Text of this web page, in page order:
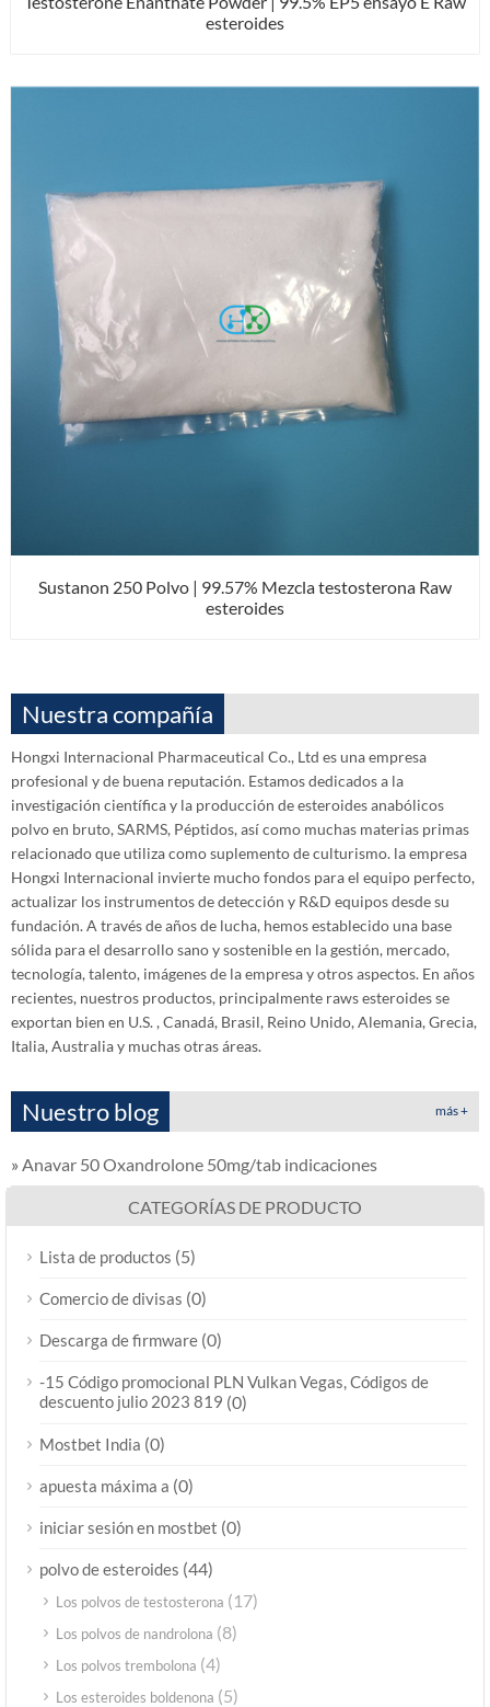
esteroides
Sustanon 250 Polvo | 99.57% Mezcla testosterona Raw
esteroides
Nuestra compañía
Hongxi Internacional Pharmaceutical Co., Ltd es una empresa
profesional y de buena reputación. Estamos dedicados a la
investigación científica y la producción de esteroides anabólicos
polvo en bruto, SARMS, Péptidos, así como muchas materias primas
relacionado que utiliza como suplemento de culturismo. la empresa
Hongxi Internacional invierte mucho fondos para el equipo perfecto,
actualizar los instrumentos de detección y R&D equipos desde su
fundación. A través de años de lucha, hemos establecido una base
sólida para el desarrollo sano y sostenible en la gestión, mercado,
tecnología, talento, imágenes de la empresa y otros aspectos. En años
recientes, nuestros productos, principalmente raws esteroides se
exportan bien en U.S. , Canadá, Brasil, Reino Unido, Alemania, Grecia,
Italia, Australia y muchas otras áreas.
Nuestro blog más +
» Anavar 50 Oxandrolone 50mg/tab indicaciones
CATEGORÍAS DE PRODUCTO
Lista de productos (5)
Comercio de divisas (0)
Descarga de firmware (0)
-15 Código promocional PLN Vulkan Vegas, Códigos de
descuento julio 2023 819 (0)
Mostbet India (0)
apuesta máxima a (0)
iniciar sesión en mostbet (0)
polvo de esteroides (44)
Los polvos de testosterona (17)
Los polvos de nandrolona (8)
Los polvos trembolona (4)
Los esteroides boldenona (5)